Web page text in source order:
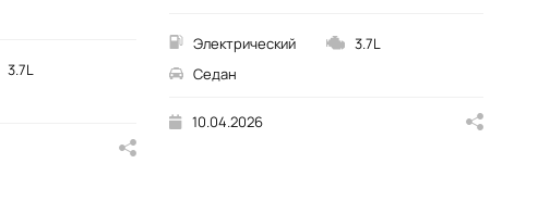
3.7L
Электрический
3.7L
Седан
10.04.2026